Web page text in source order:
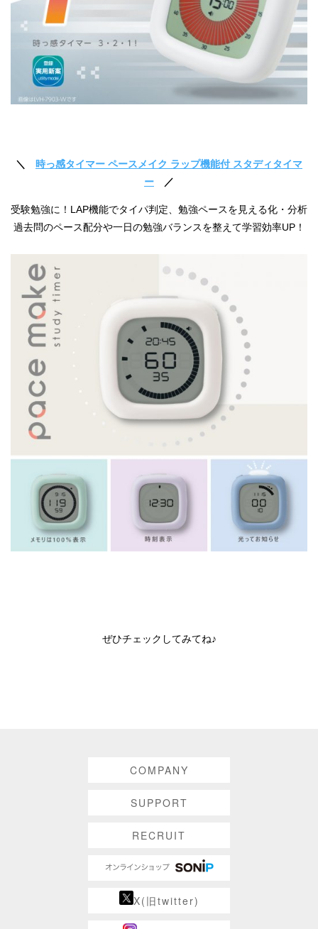
＼ 時っ感タイマー ペースメイク ラップ機能付 スタディタイマ
ー ／
受験勉強に！LAP機能でタイパ判定、勉強ペースを見える化・分析
過去問のペース配分や一日の勉強バランスを整えて学習効率UP！
ぜひチェックしてみてね♪
COMPANY
SUPPORT
RECRUIT
X(旧twitter)